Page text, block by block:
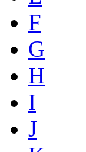
F
G
H
I
J